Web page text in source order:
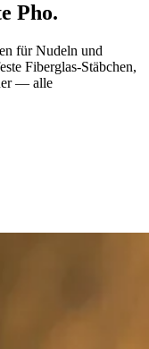
Pho.
für Nudeln und
Fiberglas-Stäbchen,
— alle